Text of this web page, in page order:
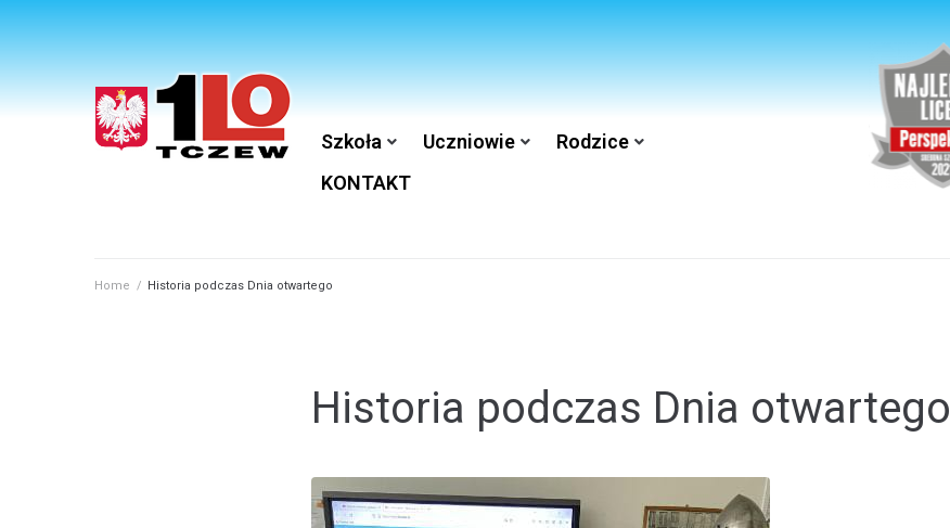
Szkoła Uczniowie
Rodzice
KONTAKT
Home / Historia podczas Dnia otwartego
Historia podczas Dnia otwartego